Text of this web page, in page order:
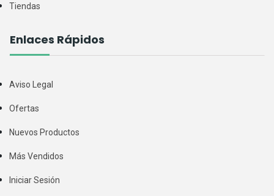
Tiendas
Enlaces Rápidos
Aviso Legal
Ofertas
Nuevos Productos
Más Vendidos
Iniciar Sesión